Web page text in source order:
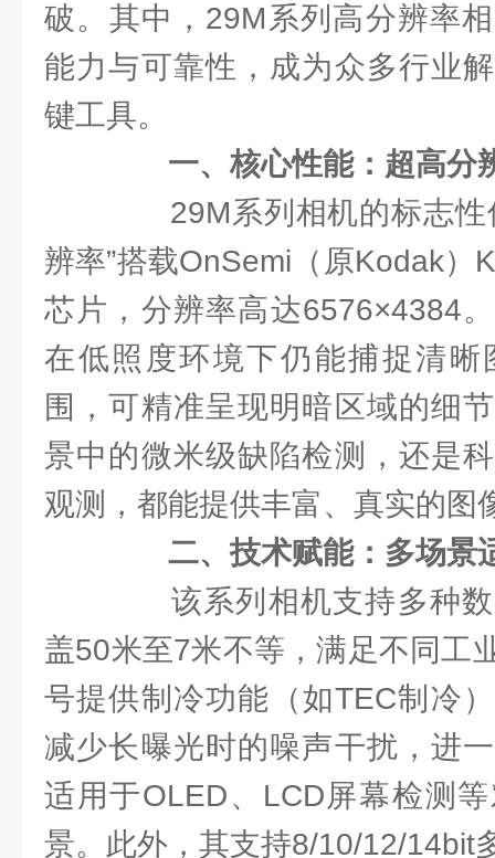
破。其中，29M系列高分辨率
能力与可靠性，成为众多行业
键工具。
一、核心性能：超高分
29M系列相机的标志性
辨率”搭载OnSemi（原Kodak）
芯片，分辨率高达6576×4384
在低照度环境下仍能捕捉清晰
围，可精准呈现明暗区域的细
景中的微米级缺陷检测，还是
观测，都能提供丰富、真实的图
二、技术赋能：多场景
该系列相机支持多种数
盖50米至7米不等，满足不同工
号提供制冷功能（如TEC制冷
减少长曝光时的噪声干扰，进
适用于OLED、LCD屏幕检测
景。此外，其支持8/10/12/14bit